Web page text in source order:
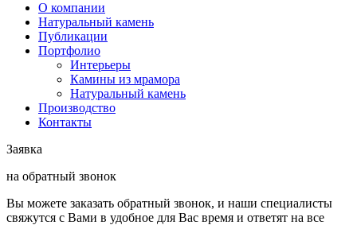
О компании
Натуральный камень
Публикации
Портфолио
Интерьеры
Камины из мрамора
Натуральный камень
Производство
Контакты
Заявка
на обратный звонок
Вы можете заказать обратный звонок, и наши специалисты
свяжутся с Вами в удобное для Вас время и ответят на все